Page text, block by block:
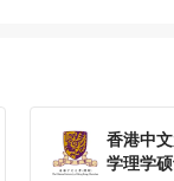
香港中
学理学